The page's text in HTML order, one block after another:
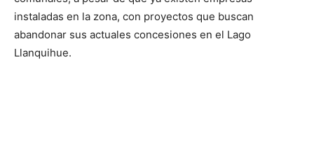
instaladas en la zona, con proyectos que buscan
abandonar sus actuales concesiones en el Lago
Llanquihue.